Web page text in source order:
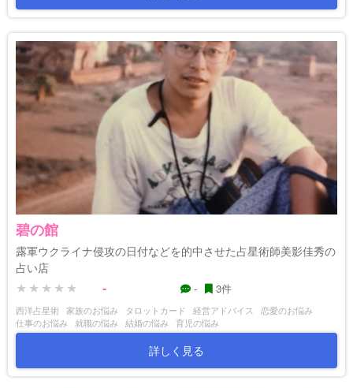
碧の館
露軍ウクライナ侵攻の日付などを的中させた占星術師美影佳秀の
占い店
- - 3件
西洋占星術 家族のお悩み タロットカード 経営アドバイス
恋愛のお悩み
仕事のお悩み
就職の悩み 結婚の悩み 育児の悩み
詳しく見る